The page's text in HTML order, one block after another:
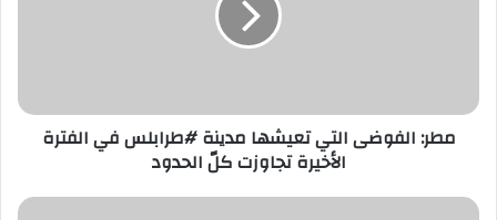
مطر: الفوضى التي تعيشها مدينة ⁧‫#طرابلس‬⁩ في الفترة
الأخيرة تجاوزت كلّ الحدود